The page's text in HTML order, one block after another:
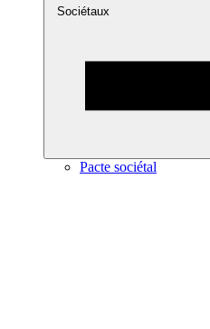
Sociétaux
Pacte sociétal